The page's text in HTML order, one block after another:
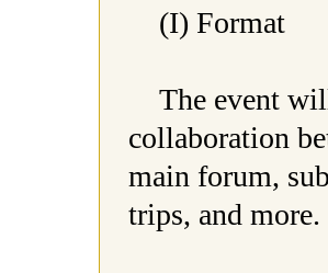
(I) Format
The event
collaboration
main forum,
trips, and more.